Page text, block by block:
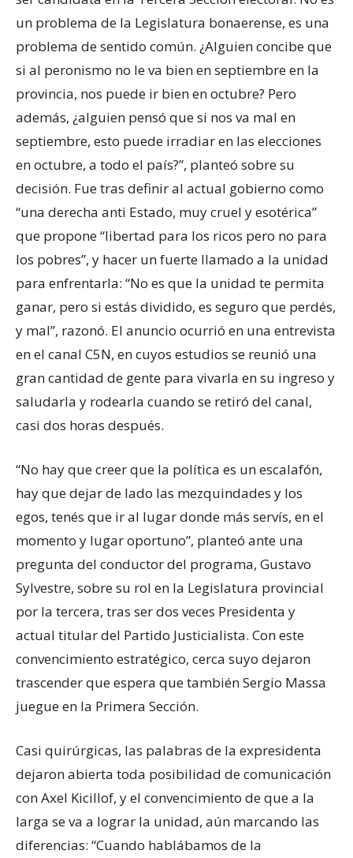
un problema de la Legislatura bonaerense, es una
problema de sentido común. ¿Alguien concibe que
si al peronismo no le va bien en septiembre en la
provincia, nos puede ir bien en octubre? Pero
además, ¿alguien pensó que si nos va mal en
septiembre, esto puede irradiar en las elecciones
en octubre, a todo el país?”, planteó sobre su
decisión. Fue tras definir al actual gobierno como
“una derecha anti Estado, muy cruel y esotérica”
que propone “libertad para los ricos pero no para
los pobres”, y hacer un fuerte llamado a la unidad
para enfrentarla: “No es que la unidad te permita
ganar, pero si estás dividido, es seguro que perdés,
y mal”, razonó. El anuncio ocurrió en una entrevista
en el canal C5N, en cuyos estudios se reunió una
gran cantidad de gente para vivarla en su ingreso y
saludarla y rodearla cuando se retiró del canal,
casi dos horas después.
“No hay que creer que la política es un escalafón,
hay que dejar de lado las mezquindades y los
egos, tenés que ir al lugar donde más servís, en el
momento y lugar oportuno”, planteó ante una
pregunta del conductor del programa, Gustavo
Sylvestre, sobre su rol en la Legislatura provincial
por la tercera, tras ser dos veces Presidenta y
actual titular del Partido Justicialista. Con este
convencimiento estratégico, cerca suyo dejaron
trascender que espera que también Sergio Massa
juegue en la Primera Sección.
Casi quirúrgicas, las palabras de la expresidenta
dejaron abierta toda posibilidad de comunicación
con Axel Kicillof, y el convencimiento de que a la
larga se va a lograr la unidad, aún marcando las
diferencias: “Cuando hablábamos de la